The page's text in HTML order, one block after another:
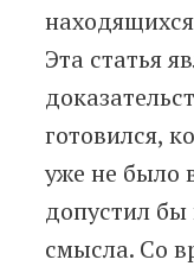
Эта статья
готовился,
уже не было
допустил
смысла. Со